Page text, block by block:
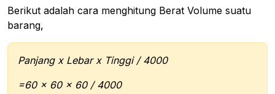
Berikut adalah cara menghitung Berat Volume suatu
barang,
Panjang x Lebar x Tinggi / 4000
=60 x 60 x 60 / 4000